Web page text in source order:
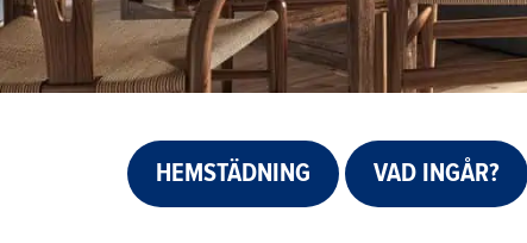
HEMSTÄDNING VAD INGÅR?